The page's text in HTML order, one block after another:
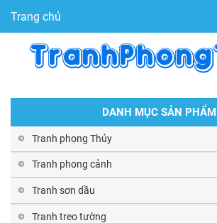
Trang chủ
DANH MỤC SẢN PHẨM
Tranh phong Thủy
Tranh phong cảnh
Tranh sơn dầu
Tranh treo tường